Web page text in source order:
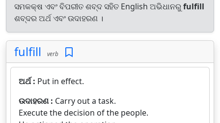
ସମକକ୍ଷ ଏବଂ ବିପରୀତ ଶବ୍ଦ ସହିତ English ଅଭିଧାନରୁfulfill
ଶବ୍ଦର ଅର୍ଥ ଏବଂ ଉଦାହରଣ ।
fulfill verb
ଅର୍ଥ : Put in effect.
ଉଦାହରଣ : Carry out a task.
Execute the decision of the people.